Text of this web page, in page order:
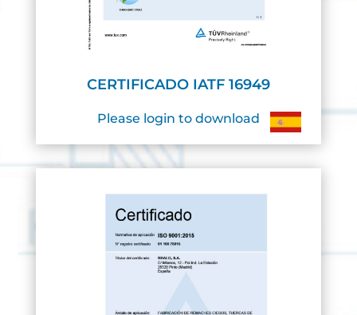
CERTIFICADO IATF 16949
Please login to download